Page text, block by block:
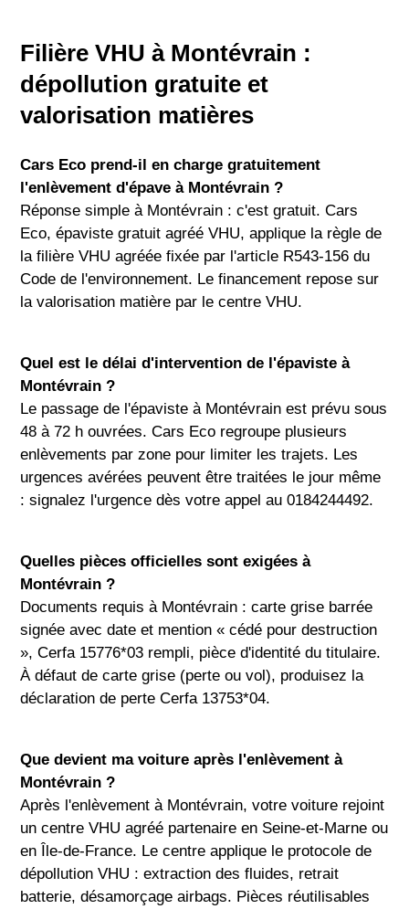
Filière VHU à Montévrain :
dépollution gratuite et
valorisation matières
Cars Eco prend-il en charge gratuitement
l'enlèvement d'épave à Montévrain ?
Réponse simple à Montévrain : c'est gratuit. Cars
Eco, épaviste gratuit agréé VHU, applique la règle de
la filière VHU agréée fixée par l'article R543-156 du
Code de l'environnement. Le financement repose sur
la valorisation matière par le centre VHU.
Quel est le délai d'intervention de l'épaviste à
Montévrain ?
Le passage de l'épaviste à Montévrain est prévu sous
48 à 72 h ouvrées. Cars Eco regroupe plusieurs
enlèvements par zone pour limiter les trajets. Les
urgences avérées peuvent être traitées le jour même
: signalez l'urgence dès votre appel au 0184244492.
Quelles pièces officielles sont exigées à
Montévrain ?
Documents requis à Montévrain : carte grise barrée
signée avec date et mention « cédé pour destruction
», Cerfa 15776*03 rempli, pièce d'identité du titulaire.
À défaut de carte grise (perte ou vol), produisez la
déclaration de perte Cerfa 13753*04.
Que devient ma voiture après l'enlèvement à
Montévrain ?
Après l'enlèvement à Montévrain, votre voiture rejoint
un centre VHU agréé partenaire en Seine-et-Marne ou
en Île-de-France. Le centre applique le protocole de
dépollution VHU : extraction des fluides, retrait
batterie, désamorçage airbags. Pièces réutilisables